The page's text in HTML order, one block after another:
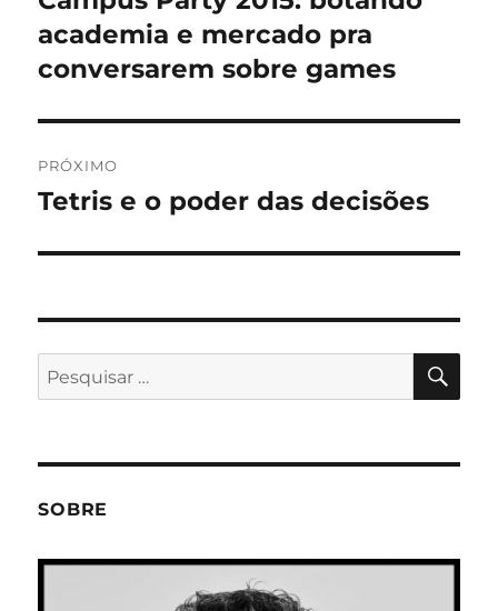
Post
anterior:
academia e mercado pra
conversarem sobre games
PRÓXIMO
Próximo
Tetris e o poder das decisões
Pesquisar
por:
SOBRE